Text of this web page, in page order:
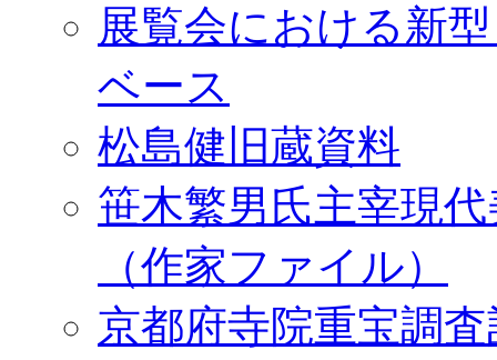
展覧会における新
ベース
松島健旧蔵資料
笹木繁男氏主宰現
（作家ファイル）
京都府寺院重宝調